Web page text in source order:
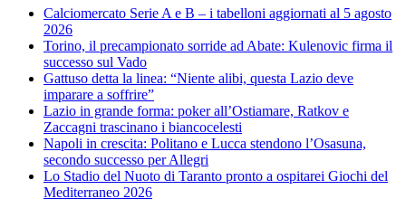
Calciomercato Serie A e B – i tabelloni aggiornati al 5 agosto
2026
Torino, il precampionato sorride ad Abate: Kulenovic firma il
successo sul Vado
Gattuso detta la linea: “Niente alibi, questa Lazio deve
imparare a soffrire”
Lazio in grande forma: poker all’Ostiamare, Ratkov e
Zaccagni trascinano i biancocelesti
Napoli in crescita: Politano e Lucca stendono l’Osasuna,
secondo successo per Allegri
Lo Stadio del Nuoto di Taranto pronto a ospitarei Giochi del
Mediterraneo 2026